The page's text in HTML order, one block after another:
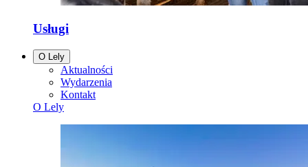
Usługi
O Lely
Aktualności
Wydarzenia
Kontakt
O Lely